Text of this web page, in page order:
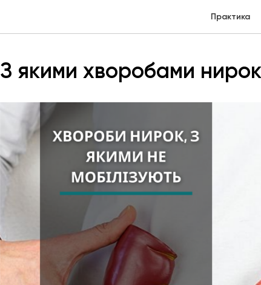
Практика
З якими хворобами